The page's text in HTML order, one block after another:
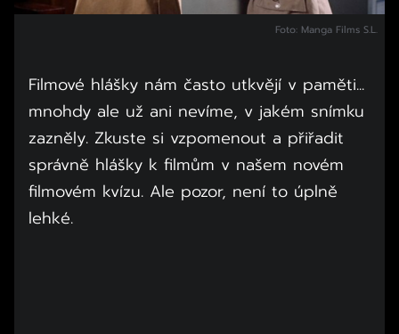
Foto: Manga Films S.L.
Filmové hlášky nám často utkvějí v paměti...
mnohdy ale už ani nevíme, v jakém snímku
zazněly. Zkuste si vzpomenout a přiřadit
správně hlášky k filmům v našem novém
filmovém kvízu. Ale pozor, není to úplně
lehké.